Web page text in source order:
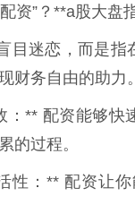
资”？**a股大盘
目迷恋，而是
财务自由的助力。
：** 配资能够快
的过程。
性：** 配资让